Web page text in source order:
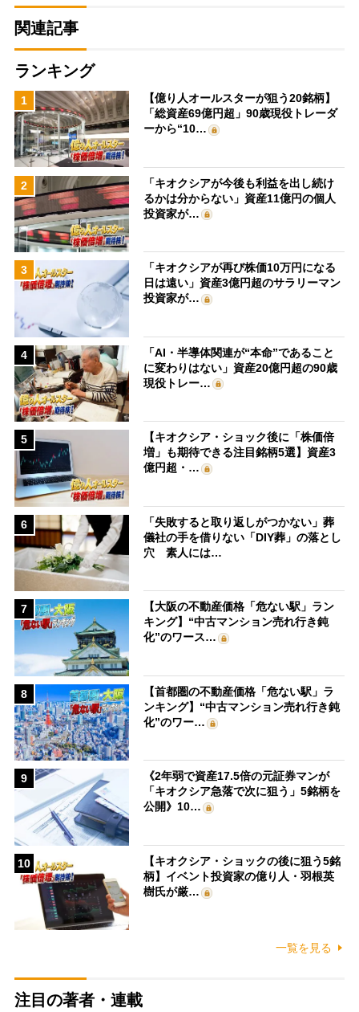
関連記事
ランキング
1
【億り人オールスターが狙う20銘柄】
「総資産69億円超」90歳現役トレーダ
ーから“10…
2
「キオクシアが今後も利益を出し続け
るかは分からない」資産11億円の個人
投資家が…
3
「キオクシアが再び株価10万円になる
日は遠い」資産3億円超のサラリーマン
投資家が…
4
「AI・半導体関連が“本命”であること
に変わりはない」資産20億円超の90歳
現役トレー…
5
【キオクシア・ショック後に「株価倍
増」も期待できる注目銘柄5選】資産3
億円超・…
6
「失敗すると取り返しがつかない」葬
儀社の手を借りない「DIY葬」の落とし
穴 素人には…
7
【大阪の不動産価格「危ない駅」ラン
キング】“中古マンション売れ行き鈍
化”のワース…
8
【首都圏の不動産価格「危ない駅」ラ
ンキング】“中古マンション売れ行き鈍
化”のワー…
9
《2年弱で資産17.5倍の元証券マンが
「キオクシア急落で次に狙う」5銘柄を
公開》10…
10
【キオクシア・ショックの後に狙う5銘
柄】イベント投資家の億り人・羽根英
樹氏が厳…
一覧を見る
注目の著者・連載